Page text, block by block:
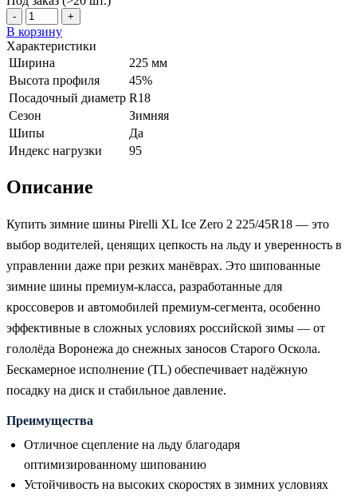
- +
В корзину
Характеристики
Ширина
225 мм
Высота профиля
45%
Посадочный диаметр R18
Сезон
Зимняя
Шипы
Да
Индекс нагрузки
95
Описание
Купить зимние шины Pirelli XL Ice Zero 2 225/45R18 — это
выбор водителей, ценящих цепкость на льду и уверенность в
управлении даже при резких манёврах. Это шипованные
зимние шины премиум-класса, разработанные для
кроссоверов и автомобилей премиум-сегмента, особенно
эффективные в сложных условиях российской зимы — от
гололёда Воронежа до снежных заносов Старого Оскола.
Бескамерное исполнение (TL) обеспечивает надёжную
посадку на диск и стабильное давление.
Преимущества
Отличное сцепление на льду благодаря
оптимизированному шипованию
Устойчивость на высоких скоростях в зимних условиях